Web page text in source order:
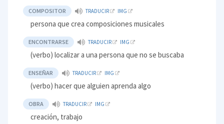
COMPOSITOR TRADUCIR IMG
persona que crea composiciones musicales
ENCONTRARSE TRADUCIR IMG
(verbo) localizar a una persona que no se buscaba
ENSEÑAR TRADUCIR IMG
(verbo) hacer que alguien aprenda algo
OBRA TRADUCIR IMG
creación, trabajo